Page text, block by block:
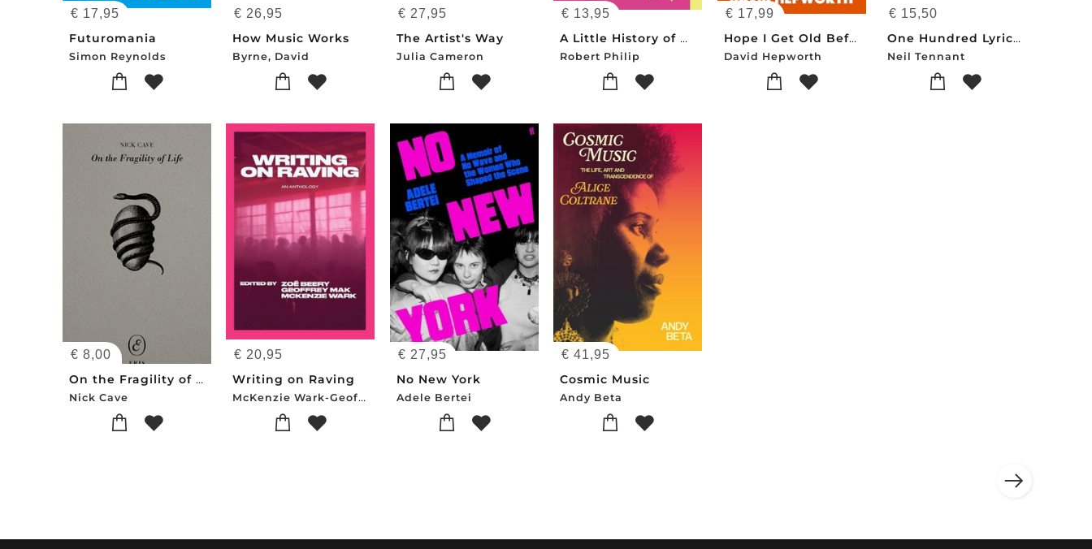
€ 17,95
Futuromania
Simon Reynolds
€ 26,95
How Music Works
Byrne, David
€ 27,95
The Artist's Way
Julia Cameron
€ 13,95
A Little History of Music
Robert Philip
€ 17,99
Hope I Get Old Before I Die
David Hepworth
€ 15,50
One Hundred Lyrics and a Poem
Neil Tennant
€ 8,00
On the Fragility of Life
Nick Cave
€ 20,95
Writing on Raving
McKenzie Wark-Geoffrey Mak-Zoe Beery
€ 27,95
No New York
Adele Bertei
€ 41,95
Cosmic Music
Andy Beta